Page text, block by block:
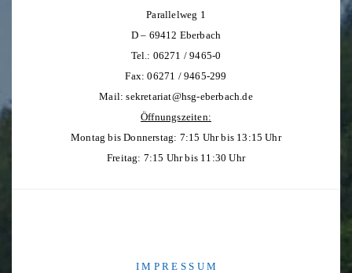
Parallelweg 1
D – 69412 Eberbach
Tel.: 06271 / 9465-0
Fax: 06271 / 9465-299
Mail:sekretariat@hsg-eberbach.de
Öffnungszeiten:
Montag bis Donnerstag: 7:15 Uhr bis 13:15 Uhr
Freitag: 7:15 Uhr bis 11:30 Uhr
I M P R E S S U M